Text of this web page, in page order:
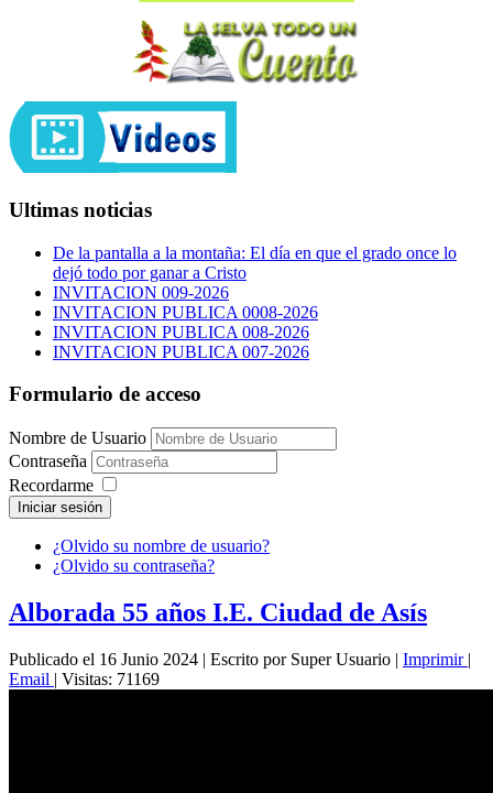
Ultimas noticias
De la pantalla a la montaña: El día en que el grado once lo
dejó todo por ganar a Cristo
INVITACION 009-2026
INVITACION PUBLICA 0008-2026
INVITACION PUBLICA 008-2026
INVITACION PUBLICA 007-2026
Formulario de acceso
Nombre de Usuario
Contraseña
Recordarme
Iniciar sesión
¿Olvido su nombre de usuario?
¿Olvido su contraseña?
Alborada 55 años I.E. Ciudad de Asís
Publicado el 16 Junio 2024 | Escrito por Super Usuario | Imprimir |
Email | Visitas: 71169